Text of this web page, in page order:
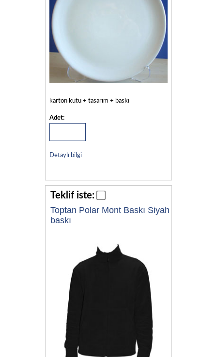
karton kutu + tasarım + baskı
Adet:
Detaylı bilgi
Teklif iste:
Toptan Polar Mont Baskı Siyah
baskı